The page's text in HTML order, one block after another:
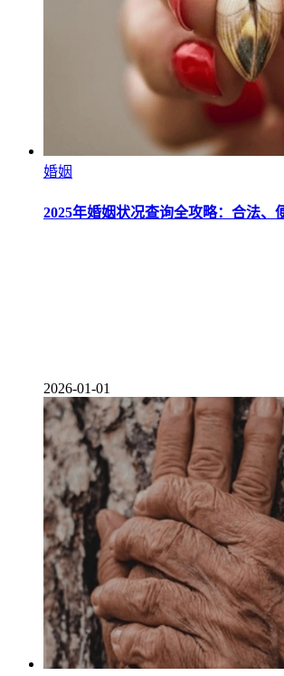
婚姻
2025年婚姻状况查询全攻略：合法、
2026-01-01